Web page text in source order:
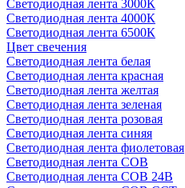
Светодиодная лента 3000К
Светодиодная лента 4000К
Светодиодная лента 6500К
Цвет свечения
Светодиодная лента белая
Светодиодная лента красная
Светодиодная лента желтая
Светодиодная лента зеленая
Светодиодная лента розовая
Светодиодная лента синяя
Светодиодная лента фиолетовая
Светодиодная лента COB
Светодиодная лента COB 24В